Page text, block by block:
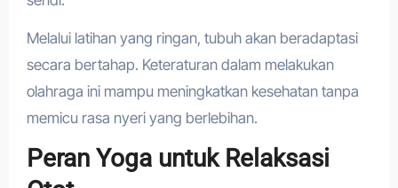
Melalui latihan yang ringan, tubuh akan beradaptasi
secara bertahap. Keteraturan dalam melakukan
olahraga ini mampu meningkatkan kesehatan tanpa
memicu rasa nyeri yang berlebihan.
Peran Yoga untuk Relaksasi